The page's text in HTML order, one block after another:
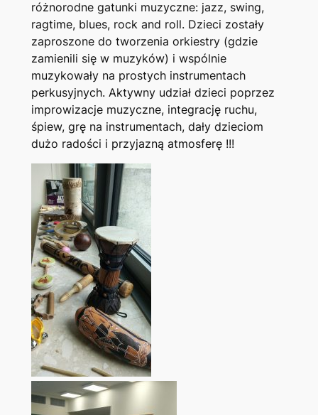
różnorodne gatunki muzyczne: jazz, swing,
ragtime, blues, rock and roll. Dzieci zostały
zaproszone do tworzenia orkiestry (gdzie
zamienili się w muzyków) i wspólnie
muzykowały na prostych instrumentach
perkusyjnych. Aktywny udział dzieci poprzez
improwizacje muzyczne, integrację ruchu,
śpiew, grę na instrumentach, dały dzieciom
dużo radości i przyjazną atmosferę !!!